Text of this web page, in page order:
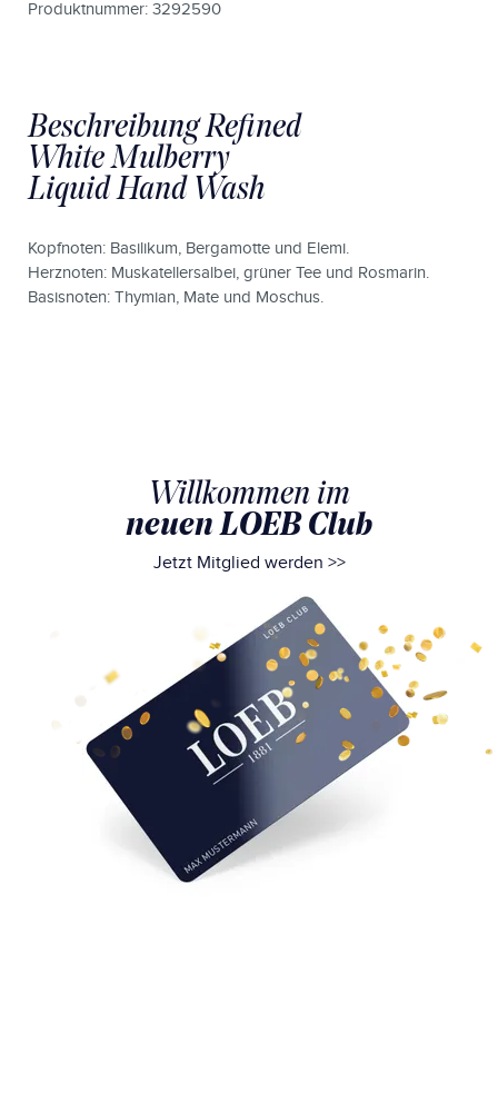
Produktnummer: 3292590
Beschreibung Refined
White Mulberry
Liquid Hand Wash
Kopfnoten: Basilikum, Bergamotte und Elemi.
Herznoten: Muskatellersalbei, grüner Tee und Rosmarin.
Basisnoten: Thymian, Mate und Moschus.
Willkommen im
neuen LOEB Club
Jetzt Mitglied werden >>